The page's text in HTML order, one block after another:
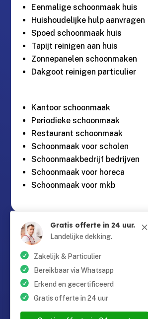
Eenmalige schoonmaak huis
Huishoudelijke hulp aanvragen
Spoed schoonmaak huis
Tapijt reinigen aan huis
Zonnepanelen schoonmaken
Dakgoot reinigen particulier
Kantoor schoonmaak
Periodieke schoonmaak
Restaurant schoonmaak
Schoonmaak voor scholen
Schoonmaakbedrijf bedrijven
Schoonmaak voor horeca
Schoonmaak voor mkb

Guntersteinweg 377,
2531KA Den Haag

 085 90 24 24 6
M
Gratis offerte in 24 uur.
Landelijke dekking.
Zakelijk & Particulier
Bereikbaar via Whatsapp
Erkend en gecertificeerd
Gratis offerte in 24 uur